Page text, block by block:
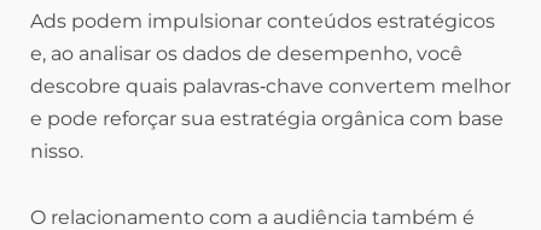
Ads podem impulsionar conteúdos estratégicos
e, ao analisar os dados de desempenho, você
descobre quais palavras‑chave convertem melhor
e pode reforçar sua estratégia orgânica com base
nisso.
O relacionamento com a audiência também é